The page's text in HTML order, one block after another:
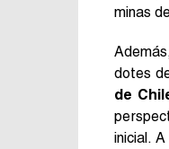
minas
dotes
de
inicial.